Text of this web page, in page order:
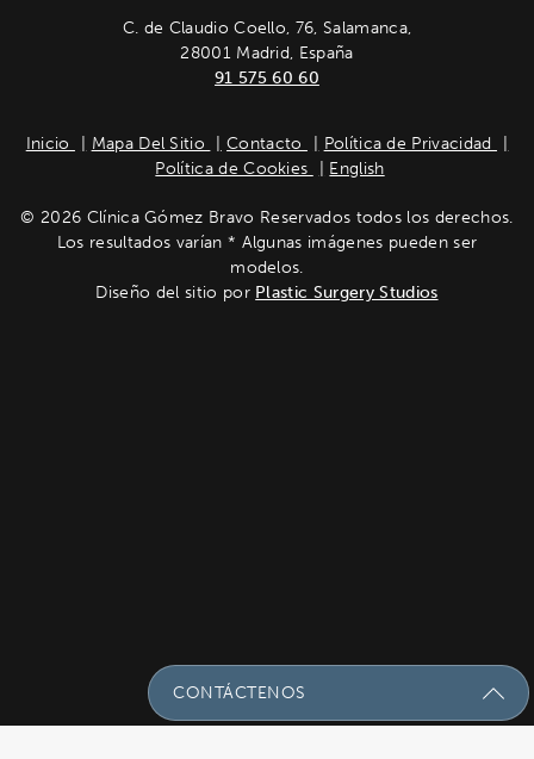
C. de Claudio Coello, 76, Salamanca,
28001 Madrid, España
91 575 60 60
Inicio Mapa Del Sitio Contacto
Política de Privacidad
Política de Cookies
English
© 2026 Clínica Gómez Bravo Reservados todos los derechos.
Los resultados varían * Algunas imágenes pueden ser
modelos.
Diseño del sitio por Plastic Surgery Studios
CONTÁCTENOS